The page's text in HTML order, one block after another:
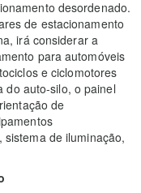
desordenado.
de estacionamento
irá considerar a
para automóveis
e ciclomotores
do auto-silo, o painel
de
de iluminação,